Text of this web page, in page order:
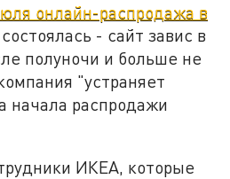
онлайн-распродажа в
- сайт завис в
полуночи и больше не
"устраняет
начала распродажи
ИКЕА, которые